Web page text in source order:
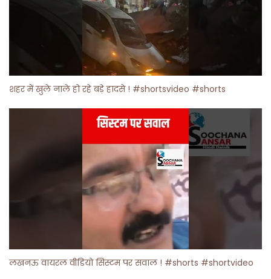
शहर में खुले नाले हो रहे बड़े हादसे ! #shortsvideo #shorts
लखनऊ वायरल वीडियो सिस्टम पर सवाल ! #shorts #shortvideo